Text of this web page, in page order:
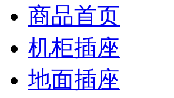
商品首页
机柜插座
地面插座